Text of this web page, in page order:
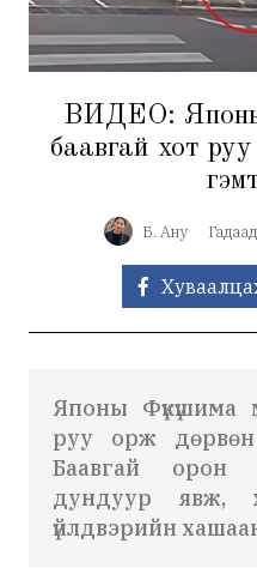
ВИДЕО: Японы
баавгай хот
Б. Ану
Японы Фүкүшима
руу орж дөрвөн
Баавгай орон
дундуур явж,
үйлдвэрийн